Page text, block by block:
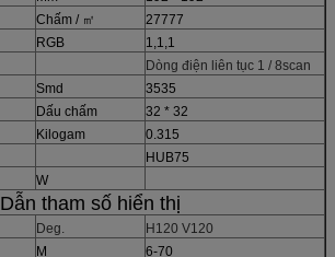
Chấm / ㎡
27777
RGB
1,1,1
Dòng điện liên tục 1 / 8scan
Smd
3535
Dấu chấm
32 * 32
Kilogam
0.315
HUB75
W
Dẫn tham số hiển thị
Deg.
H120 V120
M
6-70